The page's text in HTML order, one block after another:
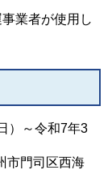
業者が使用し
）～令和7年3
市門司区西海